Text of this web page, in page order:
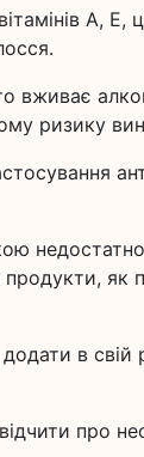
А,
вживає
ризику
в
про